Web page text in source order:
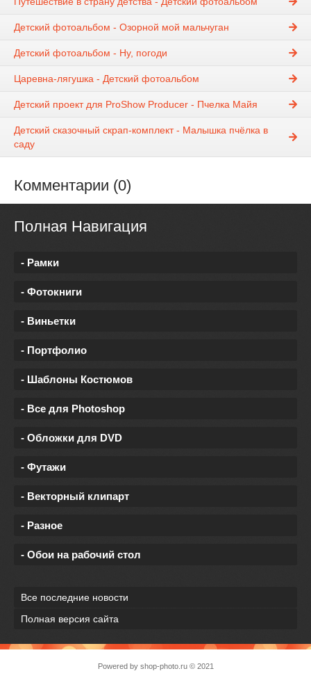
Детский фотоальбом - Озорной мой мальчуган
Детский фотоальбом - Ну, погоди
Царевна-лягушка - Детский фотоальбом
Детский проект для ProShow Producer - Пчелка Майя
Детский сказочный скрап-комплект - Малышка пчёлка в
саду
Комментарии (0)
Полная Навигация
- Рамки
- Фотокниги
- Виньетки
- Портфолио
- Шаблоны Костюмов
- Все для Photoshop
- Обложки для DVD
- Футажи
- Векторный клипарт
- Разное
- Обои на рабочий стол
Все последние новости
Полная версия сайта
Powered by shop-photo.ru© 2021